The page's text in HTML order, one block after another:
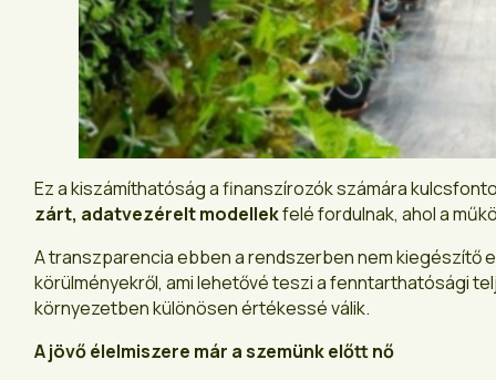
Ez a kiszámíthatóság a finanszírozók számára
zárt, adatvezérelt modellekfelé fordulnak, ahol a
A transzparencia ebben a rendszerben nem kiegészítő
körülményekről, ami lehetővé teszi a fenntarthatósági
környezetben különösen értékessé válik.
A jövő élelmiszere már a szemünk előtt nő